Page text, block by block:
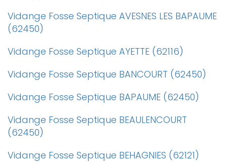
Vidange Fosse Septique AVESNES LES BAPAUME
(62450)
Vidange Fosse Septique AYETTE (62116)
Vidange Fosse Septique BANCOURT (62450)
Vidange Fosse Septique BAPAUME (62450)
Vidange Fosse Septique BEAULENCOURT
(62450)
Vidange Fosse Septique BEHAGNIES (62121)